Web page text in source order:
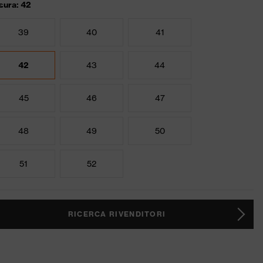
42
39 40 41
42 43 44
45 46 47
48 49 50
51 52
RICERCA RIVENDITORI